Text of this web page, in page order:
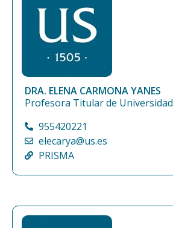
DRA. ELENA CARMONA YANES
Profesora Titular de Universidad
955420221
elecarya@us.es
PRISMA